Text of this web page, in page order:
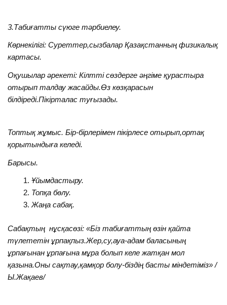
3.Табиғатты сүюге тәрбиелеу.
Көрнекілігі: Суреттер,сызбалар Қазақстанның физикалық
картасы.
Оқушылар әрекеті: Кілтті сөздерге әңгіме қурастыра
отырып талдау жасайды.Өз көзқарасын
білдіреді.Пікірталас туғызады.
Топтық жұмыс. Бір-бірлерімен пікірлесе отырып,ортақ
қорытындыға келеді.
Барысы.
Ұйымдастыру.
Топқа бөлу.
Жаңа сабақ.
Сабақтың нұсқасөзі: «Біз табиғаттың өзін қайта
түлететін ұрпақпыз.Жер,су,ауа-адам баласының
ұрпағынан ұрпағына мұра болып келе жатқан мол
қазына.Оны сақтау,қамқор болу-біздің басты міндетіміз» /
Ы.Жақаев/